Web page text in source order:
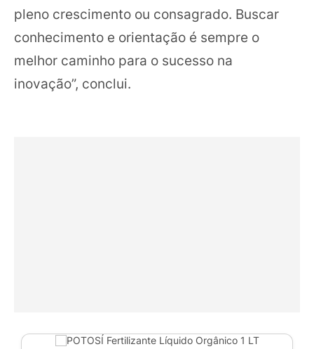
pleno crescimento ou consagrado. Buscar
conhecimento e orientação é sempre o
melhor caminho para o sucesso na
inovação”, conclui.